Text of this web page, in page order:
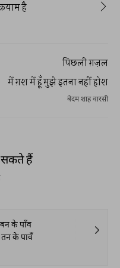
है
पिछली ग़ज़ल
में ग़श में हूँ मुझे इतना नहीं होश
बेदम शाह वारसी
हैं
के पाँव
तन के पावँ